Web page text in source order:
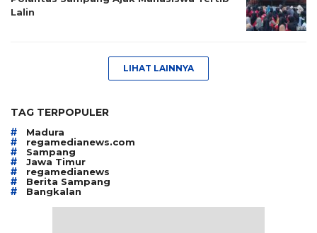
Lalin
LIHAT LAINNYA
TAG TERPOPULER
# Madura
# regamedianews.com
# Sampang
# Jawa Timur
# regamedianews
# Berita Sampang
# Bangkalan